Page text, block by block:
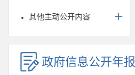
其他主动公开内容
政府信息公开年报